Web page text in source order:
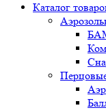
Каталог